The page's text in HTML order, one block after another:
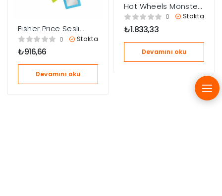
Fisher Price Sesli
Eğlen ve Öğren
Eğlenceli Aktivite
Anahtarı HWY40
0 Stokta
₺916,66
Devamını oku
Hot Wheels Monster
Trucks Arenada
Rhinomite
Mücadelesi Oyun
Seti HTP18
0 Stokta
₺1.833,33
Devamını oku